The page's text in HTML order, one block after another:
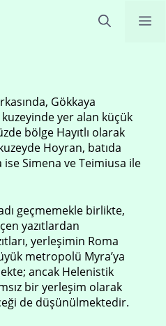
Gökkaya
kuzeyinde yer alan küçük
bölge Hayıtlı olarak
Hoyran, batıda
Simena ve Teimiusa ile
geçmemekle birlikte,
yazıtlardan
yerleşimin Roma
metropolü Myra’ya
ancak Helenistik
bir yerleşim olarak
de düşünülmektedir.